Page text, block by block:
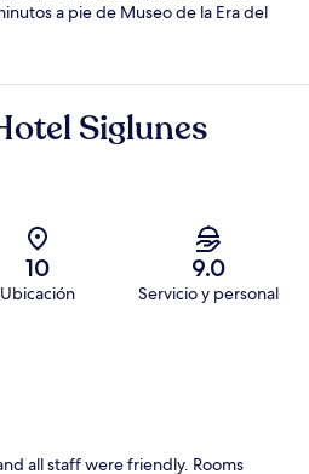
a pie de Museo de la Era del
Siglunes
10
Ubicación
9.0
Servicio y personal
all staff were friendly. Rooms